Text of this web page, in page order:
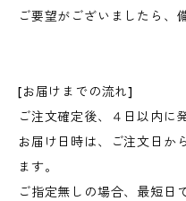
ご要望がございましたら、
[お届けまでの流れ]
ご注文確定後、４日以内に
お届け日時は、ご注文日か
ます。
ご指定無しの場合、最短日